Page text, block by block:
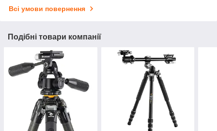
Всі умови повернення
Подібні товари компанії